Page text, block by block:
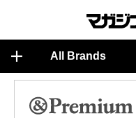
All Brands